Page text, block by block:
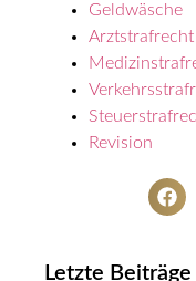
Geldwäsche
Arztstrafrecht
Revision
Letzte Beiträge